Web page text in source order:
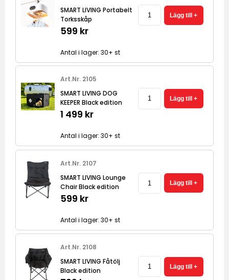
SMART LIVING Portabelt
Torksskåp
599 kr
Antal i lager: 30+ st
Art.Nr. 2105
SMART LIVING DOG
KEEPER Black edition
1 499 kr
Antal i lager: 30+ st
Art.Nr. 2107
SMART LIVING Lounge
Chair Black edition
599 kr
Antal i lager: 30+ st
Art.Nr. 2108
SMART LIVING Fåtölj
Black edition